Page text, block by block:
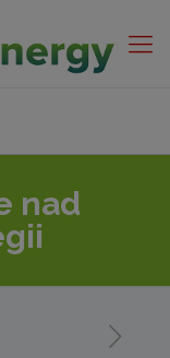
nad